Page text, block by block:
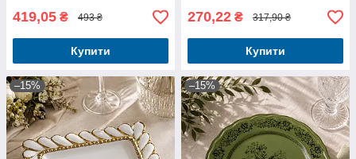
419,05 ₴ 493 ₴
Купити
270,22 ₴ 317,90 ₴
Купити
–15% –15%